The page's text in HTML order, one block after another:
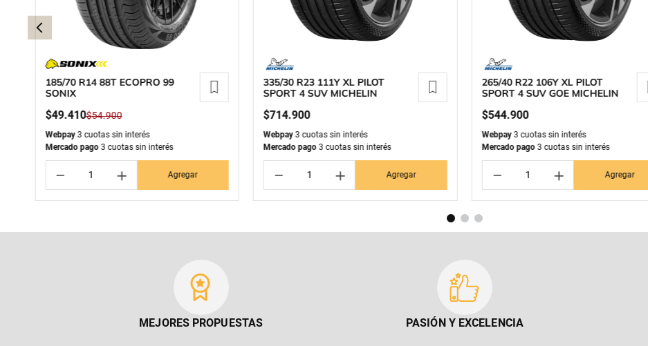
185/70 R14 88T ECOPRO 99
SONIX
$49.410$54.900
Webpay3 cuotas sin interés
Mercado pago3 cuotas sin interés
＋
－ Agregar
335/30 R23 111Y XL PILOT
SPORT 4 SUV MICHELIN
$714.900
Webpay 3 cuotas sin interés
Mercado pago 3 cuotas sin interés
＋
－ Agregar
265/40 R22 106Y XL PILOT
SPORT 4 SUV GOE MICHELIN
$544.900
Webpay3 cuotas sin interés
Mercado pago3 cuotas sin interés
＋
－ Agregar
MEJORES PROPUESTAS PASIÓN Y EXCELENCIA